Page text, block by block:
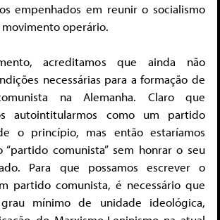
empenhados em reunir o socialismo
operário.
acreditamos que ainda não
necessárias para a formação de
na Alemanha. Claro que
autointitularmos como um partido
o princípio, mas então estaríamos
“partido comunista” sem honrar o seu
Para que possamos escrever o
partido comunista, é necessário que
mínimo de unidade ideológica,